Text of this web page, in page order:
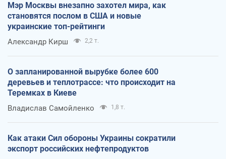
Мэр Москвы внезапно захотел мира, как
становятся послом в США и новые
украинские топ-рейтинги
Александр Кирш 2,2 т.
О запланированной вырубке более 600
деревьев и теплотрассе: что происходит на
Теремках в Киеве
Владислав Самойленко 1,8 т.
Как атаки Сил обороны Украины сократили
экспорт российских нефтепродуктов